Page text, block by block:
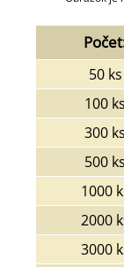
50 ks
100 ks
300 ks
500 ks
1000
2000
3000